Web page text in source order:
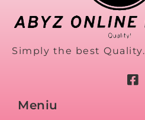
Simply the best Quality.
Meniu